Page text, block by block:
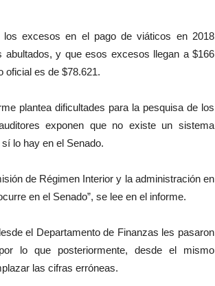
excesos en el pago de viáticos en 2018
y que esos excesos llegan a $166
oficial es de $78.621.
plantea dificultades para la pesquisa de los
exponen que no existe un sistema
lo hay en el Senado.
de Régimen Interior y la administración en
en el Senado”, se lee en el informe.
el Departamento de Finanzas les pasaron
lo que posteriormente, desde el mismo
las cifras erróneas.